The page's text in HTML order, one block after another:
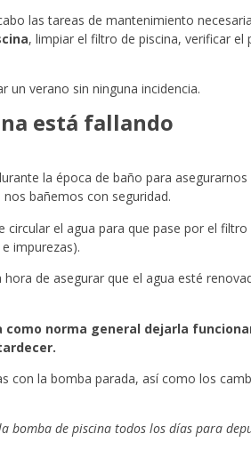
las tareas de mantenimiento
, limpiar el filtro de piscina, verificar el
un verano sin ninguna incidencia.
está fallando
la época de baño para
bañemos con seguridad.
el agua para que pase por el
impurezas).
de asegurar que el agua esté
como norma general dejarla
con la bomba parada, así como los
bomba de piscina todos los días para